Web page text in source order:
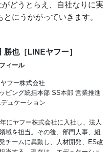
どうとらえ、自社なりに実
にうかがっていきます。
勝也［LINEヤフー］
ィール
フー株式会社
ピング統括本部 SS本部 営業推進
ュケーション
にヤフー株式会社に入社し、法人
域を担当。その後、部門人事、組
チームに異動し、人材開発、ES改